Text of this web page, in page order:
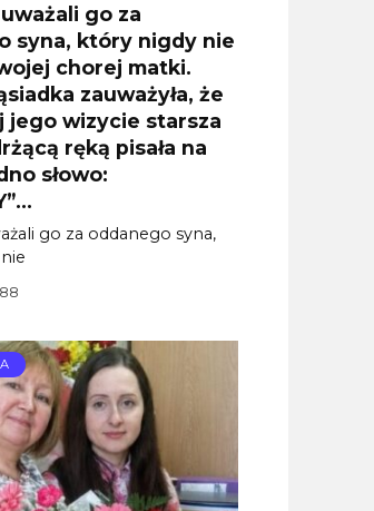
go za
syna, który nigdy nie
chorej matki.
zauważyła, że
jego wizycie starsza
ręką pisała na
słowo:
go za oddanego syna,